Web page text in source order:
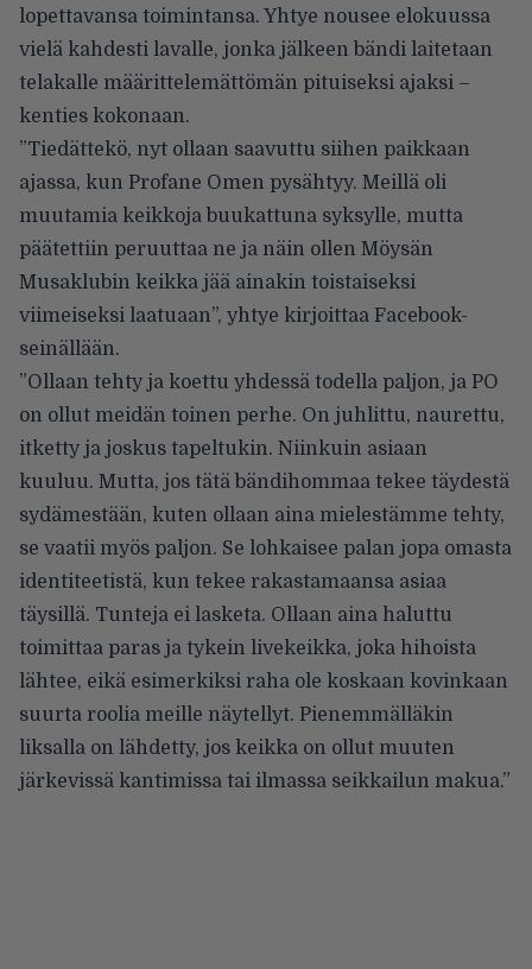
lopettavansa toimintansa. Yhtye nousee elokuussa
vielä kahdesti lavalle, jonka jälkeen bändi laitetaan
telakalle määrittelemättömän pituiseksi ajaksi –
kenties kokonaan.
”Tiedättekö, nyt ollaan saavuttu siihen paikkaan
ajassa, kun Profane Omen pysähtyy. Meillä oli
muutamia keikkoja buukattuna syksylle, mutta
päätettiin peruuttaa ne ja näin ollen Möysän
Musaklubin keikka jää ainakin toistaiseksi
viimeiseksi laatuaan”, yhtye kirjoittaa Facebook-
seinällään.
”Ollaan tehty ja koettu yhdessä todella paljon, ja PO
on ollut meidän toinen perhe. On juhlittu, naurettu,
itketty ja joskus tapeltukin. Niinkuin asiaan
kuuluu. Mutta, jos tätä bändihommaa tekee täydestä
sydämestään, kuten ollaan aina mielestämme tehty,
se vaatii myös paljon. Se lohkaisee palan jopa omasta
identiteetistä, kun tekee rakastamaansa asiaa
täysillä. Tunteja ei lasketa. Ollaan aina haluttu
toimittaa paras ja tykein livekeikka, joka hihoista
lähtee, eikä esimerkiksi raha ole koskaan kovinkaan
suurta roolia meille näytellyt. Pienemmälläkin
liksalla on lähdetty, jos keikka on ollut muuten
järkevissä kantimissa tai ilmassa seikkailun makua.”